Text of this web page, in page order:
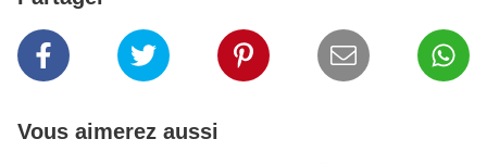
Vous aimerez aussi